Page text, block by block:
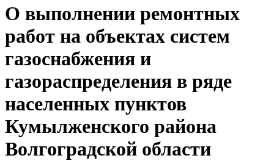
О выполнении ремонтных
работ на объектах систем
газоснабжения и
газораспределения в ряде
населенных пунктов
Кумылженского района
Волгоградской области